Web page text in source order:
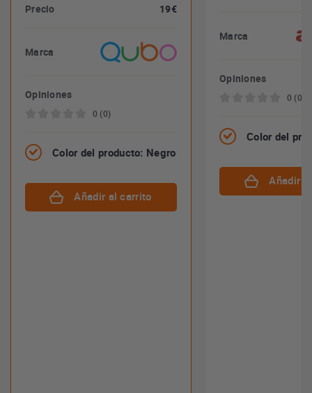
Precio 19€
Marca
Opiniones
0 (0)
Color del producto: Negro
Añadir al carrito
Marca
Opiniones
0 (0)
Color del
Añadir